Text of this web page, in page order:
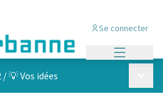
Se connecter
/💡 Vos idées